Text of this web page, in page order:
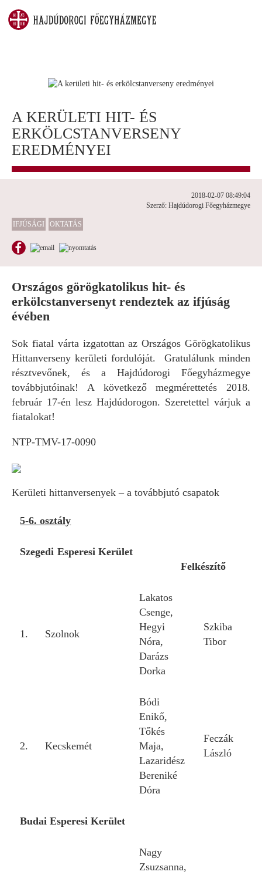
A KERÜLETI HIT- ÉS
ERKÖLCSTANVERSENY
EREDMÉNYEI
2018-02-07 08:49:04
Szerző: Hajdúdorogi Főegyházmegye
IFJÚSÁGI OKTATÁS
Országos görögkatolikus hit- és
erkölcstanversenyt rendeztek az ifjúság
évében
Sok fiatal várta izgatottan az Országos Görögkatolikus
Hittanverseny kerületi fordulóját. Gratulálunk minden
résztvevőnek, és a Hajdúdorogi Főegyházmegye
továbbjutóinak! A következő megmérettetés 2018.
február 17-én lesz Hajdúdorogon. Szeretettel várjuk a
fiatalokat!
NTP-TMV-17-0090
Kerületi hittanversenyek – a továbbjutó csapatok
5-6. osztály
Szegedi Esperesi Kerület
Felkészítő
1. Szolnok
Lakatos
Csenge,
Hegyi
Nóra,
Darázs
Dorka
Szkiba
Tibor
2. Kecskemét
Bódi
Enikő,
Tőkés
Maja,
Lazaridész
Bereniké
Dóra
Feczák
László
Budai Esperesi Kerület
Nagy
Zsuzsanna,